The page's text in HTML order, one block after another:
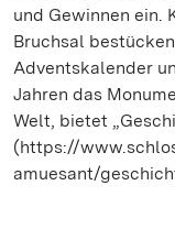
und Gewinnen ein.
Bruchsal
Adventskalender
Jahren das
Welt, bietet
(https://
amuesant/